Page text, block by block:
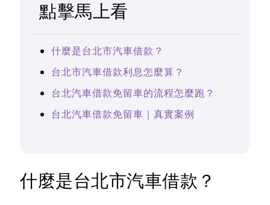
點擊馬上看
什麼是台北市汽車借款？
台北市汽車借款利息怎麼算？
台北汽車借款免留車的流程怎麼跑？
台北汽車借款免留車｜真實案例
什麼是台北市汽車借款？